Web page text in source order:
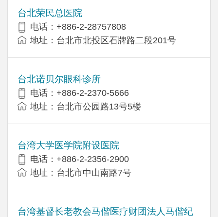
台北荣民总医院
电话：+886-2-28757808
地址：台北市北投区石牌路二段201号
台北诺贝尔眼科诊所
电话：+886-2-2370-5666
地址：台北市公园路13号5楼
台湾大学医学院附设医院
电话：+886-2-2356-2900
地址：台北市中山南路7号
台湾基督长老教会马偕医疗财团法人马偕纪